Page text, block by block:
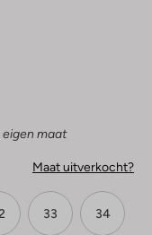
eigen maat
Maat uitverkocht?
33 34